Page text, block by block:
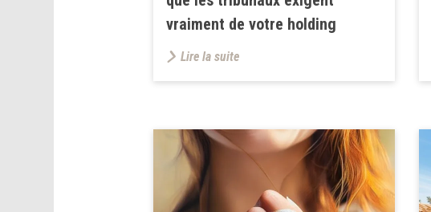
vraiment de votre holding
Lire la suite